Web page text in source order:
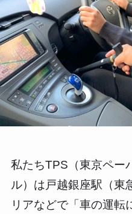
私たちTPS（東京ペー
ル）は戸越銀座駅（東
リアなどで「車の運転